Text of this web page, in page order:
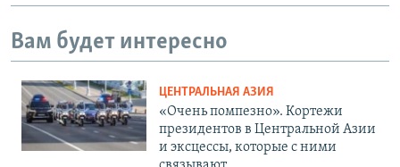
Вам будет интересно
ЦЕНТРАЛЬНАЯ АЗИЯ
«Очень помпезно». Кортежи
президентов в Центральной Азии
и эксцессы, которые с ними